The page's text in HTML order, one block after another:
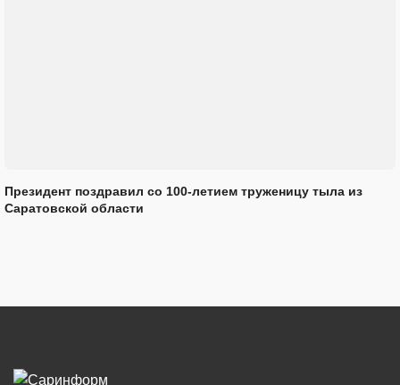
Президент поздравил со 100-летием труженицу тыла из
Саратовской области